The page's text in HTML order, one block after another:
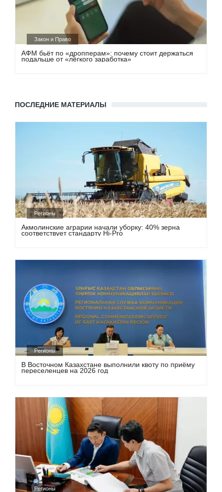
Закон и Право
АФМ бьёт по «дропперам»: почему стоит держаться
подальше от «лёгкого заработка»
ПОСЛЕДНИЕ МАТЕРИАЛЫ
Регионы
Акмолинские аграрии начали уборку: 40% зерна
соответствует стандарту Hi-Pro
Регионы
В Восточном Казахстане выполнили квоту по приёму
переселенцев на 2026 год
Регионы